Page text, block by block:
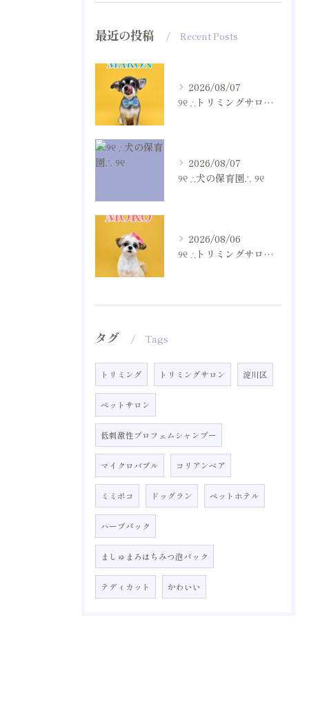
最近の投稿 Recent Posts
2026/08/07
୨୧ ∴トリミングサロン∴ ୨୧
2026/08/07
୨୧ ∴犬の保育園∴ ୨୧
2026/08/06
୨୧ ∴トリミングサロン∴ ୨୧
タグ Tags
トリミング トリミングサロン 淀川区
ペットサロン
低刺激性プロフェムシャンプー
マイクロバブル コリアンベア
ミミポコ ドッグラン ペットホテル
ハーブパック
ましゅまろはちみつ泡パック
テディカット かわいい